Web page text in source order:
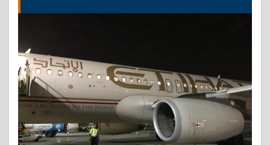
特典
ドバ
ッド
会員
には3
つの
ラン
2.2